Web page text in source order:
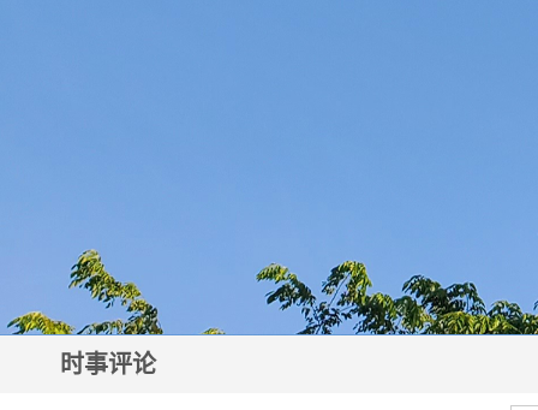
时事评论